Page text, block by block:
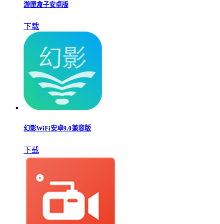
游匣盒子安卓版
下载
幻影WiFi安卓9.0兼容版
下载